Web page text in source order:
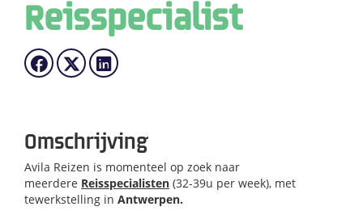
Reisspecialist
Omschrijving
Avila Reizen is momenteel op zoek naar
meerdere Reisspecialisten (32-39u per week), met
tewerkstelling in Antwerpen.